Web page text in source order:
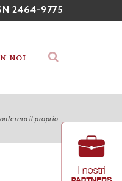
2464-9775
NOI
il proprio...